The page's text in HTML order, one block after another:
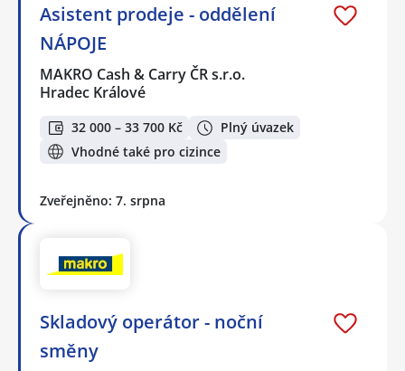
Asistent prodeje - oddělení
NÁPOJE
MAKRO Cash & Carry ČR s.r.o.
Hradec Králové
32 000 – 33 700 Kč
Plný úvazek
Vhodné také pro cizince
Zveřejněno: 7. srpna
Skladový operátor - noční
směny